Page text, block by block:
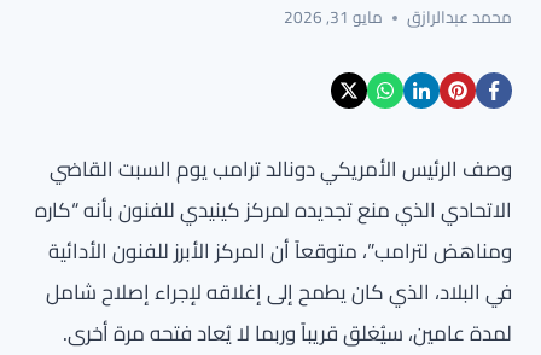
محمد عبدالرازق مايو 31, 2026
وصف الرئيس الأمريكي دونالد ترامب يوم السبت القاضي
الاتحادي الذي منع تجديده لمركز كينيدي للفنون بأنه “كاره
ومناهض لترامب”، متوقعاً أن المركز الأبرز للفنون الأدائية
في البلاد، الذي كان يطمح إلى إغلاقه لإجراء إصلاح شامل
لمدة عامين، سيُغلق قريباً وربما لا يُعاد فتحه مرة أخرى.